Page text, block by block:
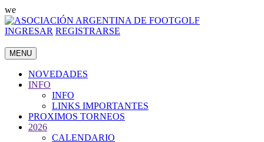
we
INGRESAR REGISTRARSE
MENU
NOVEDADES
INFO
INFO
LINKS IMPORTANTES
PROXIMOS TORNEOS
2026
CALENDARIO